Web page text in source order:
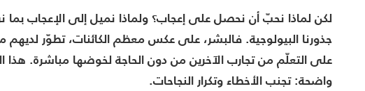
لكن لماذا نحبّ أن نحصل على إعجاب؟ ولماذا نميل إلى الإعجاب بما
جذورنا البيولوجية. فالبشر، على عكس معظم الكائنات، تطوّر لديهم
على التعلّم من تجارب الآخرين من دون الحاجة لخوضها مباشرة. هذا
واضحة: تجنب الأخطاء وتكرار النجاحات.